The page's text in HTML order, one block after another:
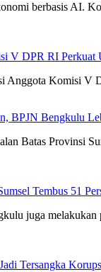
berbasis AI.
V DPR RI Perkuat
Anggota Komisi V
BPJN Bengkulu
Batas Provinsi
Tembus 51
juga
Tersangka